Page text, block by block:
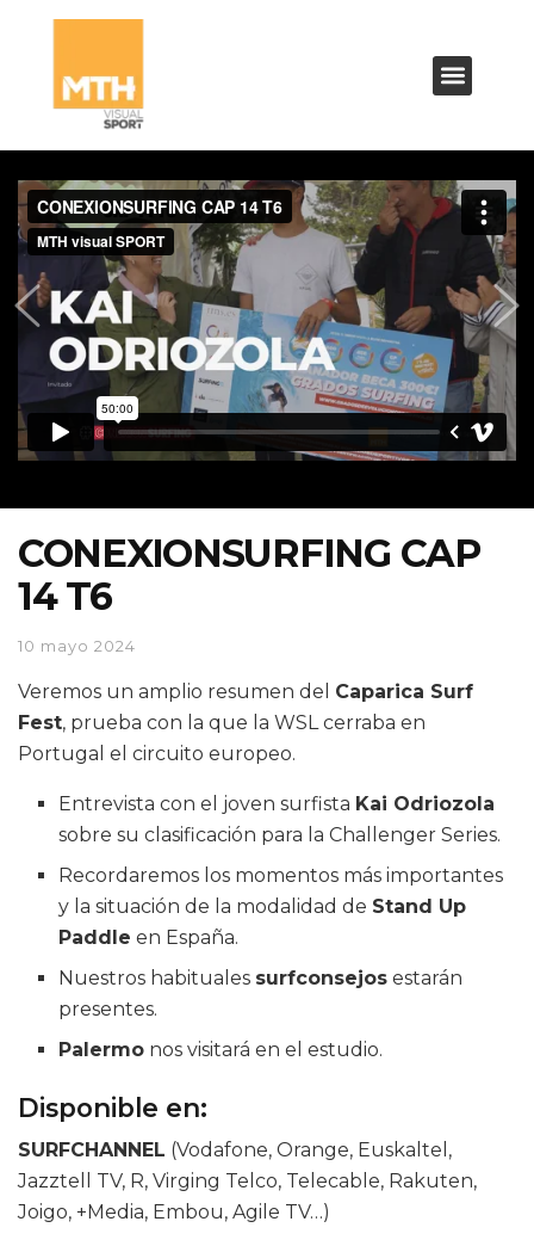
CONEXIONSURFING CAP
14 T6
10 mayo 2024
Veremos un amplio resumen del Caparica Surf
Fest, prueba con la que la WSL cerraba en
Portugal el circuito europeo.
Entrevista con el joven surfista Kai Odriozola
sobre su clasificación para la Challenger Series.
Recordaremos los momentos más importantes
y la situación de la modalidad de Stand Up
Paddle en España.
Nuestros habituales surfconsejos estarán
presentes.
Palermo nos visitará en el estudio.
Disponible en:
SURFCHANNEL (Vodafone, Orange, Euskaltel,
Jazztell TV, R, Virging Telco, Telecable, Rakuten,
Joigo, +Media, Embou, Agile TV…)